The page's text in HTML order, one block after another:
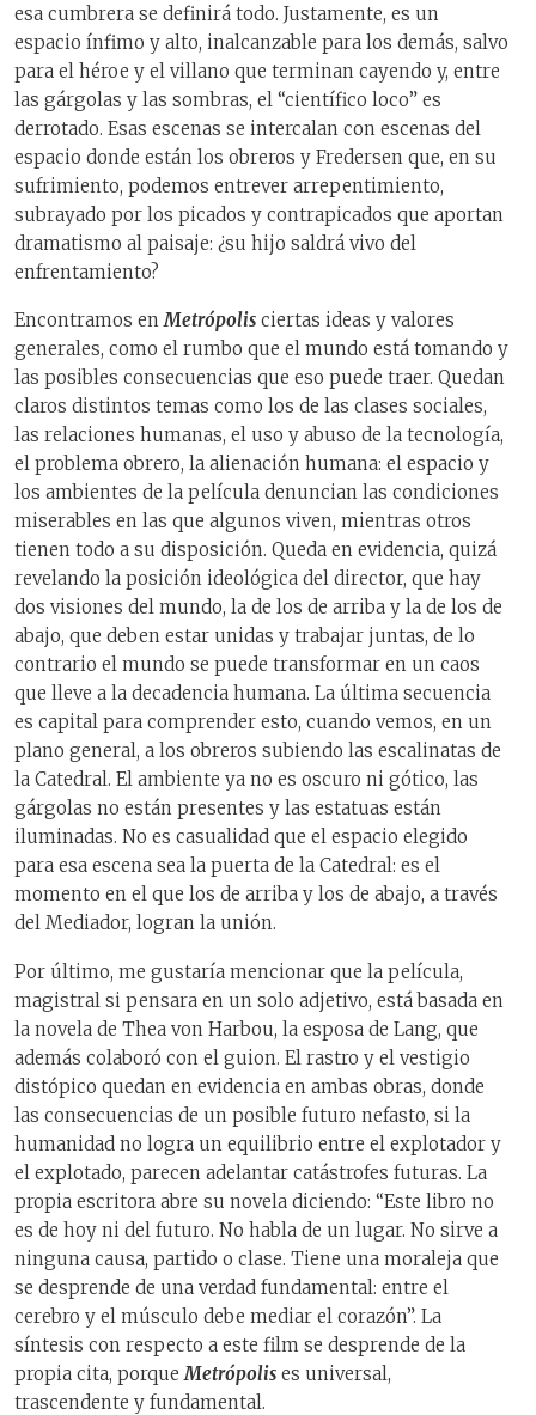
esa cumbrera se definirá todo. Justamente, es un
espacio ínfimo y alto, inalcanzable para los demás, salvo
para el héroe y el villano que terminan cayendo y, entre
las gárgolas y las sombras, el “científico loco” es
derrotado. Esas escenas se intercalan con escenas del
espacio donde están los obreros y Fredersen que, en su
sufrimiento, podemos entrever arrepentimiento,
subrayado por los picados y contrapicados que aportan
dramatismo al paisaje: ¿su hijo saldrá vivo del
enfrentamiento?
Encontramos enMetrópolis ciertas ideas y valores
generales, como el rumbo que el mundo está tomando y
las posibles consecuencias que eso puede traer. Quedan
claros distintos temas como los de las clases sociales,
las relaciones humanas, el uso y abuso de la tecnología,
el problema obrero, la alienación humana: el espacio y
los ambientes de la película denuncian las condiciones
miserables en las que algunos viven, mientras otros
tienen todo a su disposición. Queda en evidencia, quizá
revelando la posición ideológica del director, que hay
dos visiones del mundo, la de los de arriba y la de los de
abajo, que deben estar unidas y trabajar juntas, de lo
contrario el mundo se puede transformar en un caos
que lleve a la decadencia humana. La última secuencia
es capital para comprender esto, cuando vemos, en un
plano general, a los obreros subiendo las escalinatas de
la Catedral. El ambiente ya no es oscuro ni gótico, las
gárgolas no están presentes y las estatuas están
iluminadas. No es casualidad que el espacio elegido
para esa escena sea la puerta de la Catedral: es el
momento en el que los de arriba y los de abajo, a través
del Mediador, logran la unión.
Por último, me gustaría mencionar que la película,
magistral si pensara en un solo adjetivo, está basada en
la novela de Thea von Harbou, la esposa de Lang, que
además colaboró con el guion. El rastro y el vestigio
distópico quedan en evidencia en ambas obras, donde
las consecuencias de un posible futuro nefasto, si la
humanidad no logra un equilibrio entre el explotador y
el explotado, parecen adelantar catástrofes futuras. La
propia escritora abre su novela diciendo: “Este libro no
es de hoy ni del futuro. No habla de un lugar. No sirve a
ninguna causa, partido o clase. Tiene una moraleja que
se desprende de una verdad fundamental: entre el
cerebro y el músculo debe mediar el corazón”. La
síntesis con respecto a este film se desprende de la
propia cita, porqueMetrópolis es universal,
trascendente y fundamental.